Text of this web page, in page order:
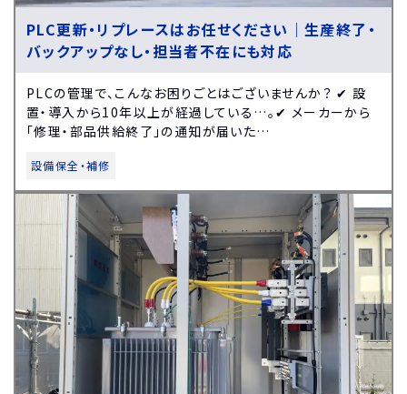
PLC更新・リプレースはお任せください｜生産終了・
バックアップなし・担当者不在にも対応
PLCの管理で、こんなお困りごとはございませんか？ ✔ 設
置・導入から10年以上が経過している…。✔ メーカーから
「修理・部品供給終了」の通知が届いた…
設備保全・補修